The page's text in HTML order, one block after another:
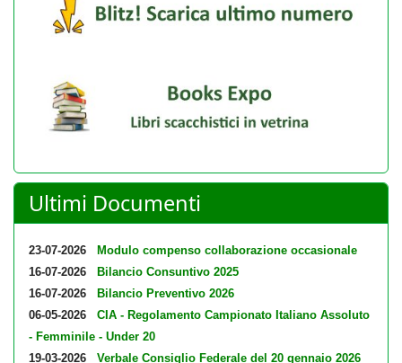
Ultimi Documenti
23-07-2026
Modulo compenso collaborazione occasionale
16-07-2026
Bilancio Consuntivo 2025
16-07-2026
Bilancio Preventivo 2026
06-05-2026
CIA - Regolamento Campionato Italiano Assoluto
- Femminile - Under 20
19-03-2026
Verbale Consiglio Federale del 20 gennaio 2026